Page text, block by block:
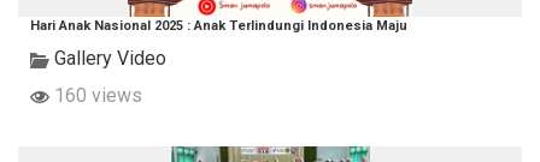
Hari Anak Nasional 2025 : Anak Terlindungi Indonesia Maju
Gallery Video
160 views